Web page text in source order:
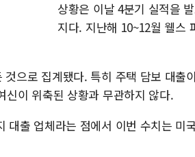
상황은 이날 4분기 실적을
지다. 지난해 10~12월 웰스
으로 집계됐다. 특히 주택 담보 대출
이 위축된 상황과 무관하지 않다.
대출 업체라는 점에서 이번 수치는 미